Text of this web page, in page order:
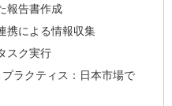
報告書作成
携による情報収集
スク実行
ラクティス：日本市場で